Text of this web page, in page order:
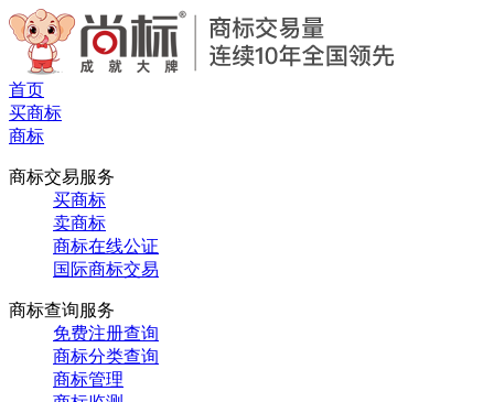
首页
买商标
商标
商标交易服务
买商标
卖商标
商标在线公证
国际商标交易
商标查询服务
免费注册查询
商标分类查询
商标管理